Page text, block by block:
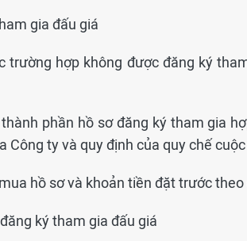
gia đấu giá
trường hợp không được đăng ký
phần hồ sơ đăng ký tham gia
Công ty và quy định của quy chế
hồ sơ và khoản tiền đặt trước theo
ký tham gia đấu giá